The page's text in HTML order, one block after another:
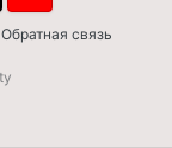
Обратная связь
Youtube